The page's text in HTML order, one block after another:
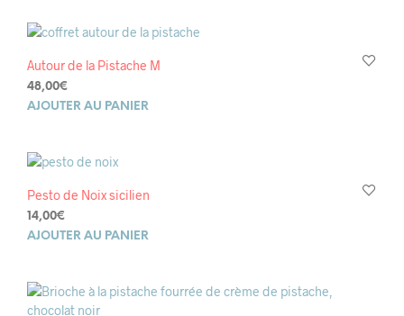
Autour de la Pistache M
48,00€
AJOUTER AU PANIER
Pesto de Noix sicilien
14,00€
AJOUTER AU PANIER